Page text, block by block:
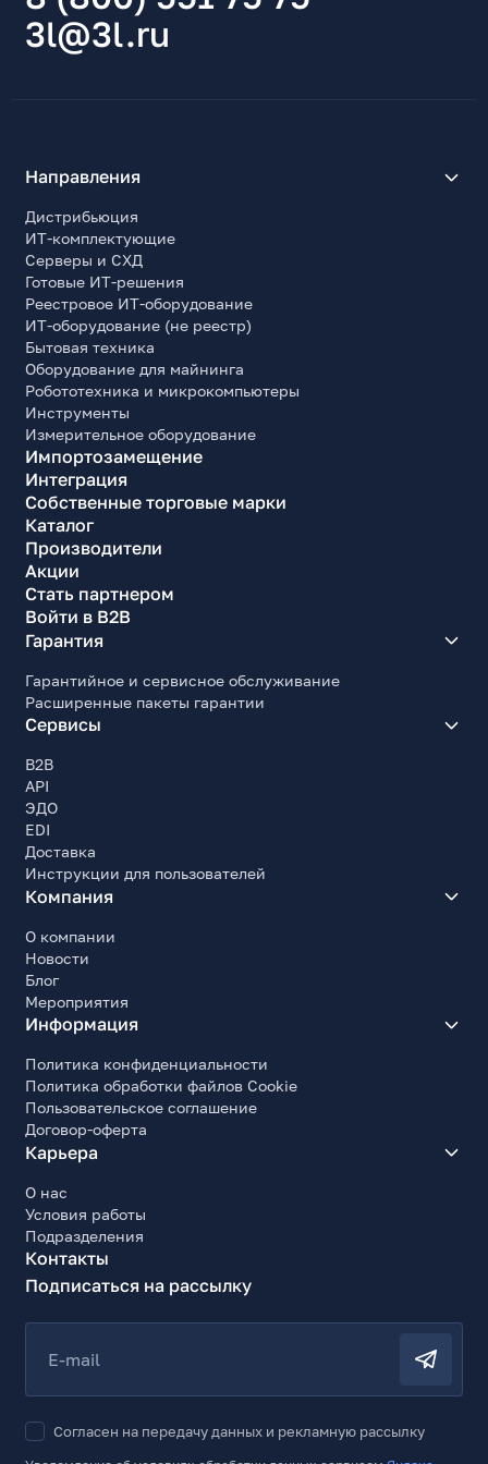
RJ45
Функции и возможности
Нет
Запись видео
непрерывная, по событию, по тревоге
Сохранение видео
в облако
Мобильное приложение
UniFi
Прочие характеристики
Температура эксплуатации
-20...+40C
Антивандальное исполнение
Да
Материал корпуса
Пластик
Основной цвет корпуса
Белый
Ширина, мм
48
Высота, мм
107.5
Глубина, мм
48
Вес, г
170
Комплект поставки
Камера, комплект крепежа, документация
3l@3l.ru
Направления
Дистрибьюция
ИТ-комплектующие
Серверы и СХД
Готовые ИТ-решения
Реестровое ИТ-оборудование
ИТ-оборудование (не реестр)
Бытовая техника
Оборудование для майнинга
Робототехника и микрокомпьютеры
Инструменты
Измерительное оборудование
Импортозамещение
Интеграция
Собственные торговые марки
Каталог
Производители
Акции
Стать партнером
Войти в B2B
Гарантия
Гарантийное и сервисное обслуживание
Расширенные пакеты гарантии
Сервисы
B2B
API
ЭДО
EDI
Доставка
Инструкции для пользователей
Компания
О компании
Новости
Блог
Мероприятия
Информация
Политика конфиденциальности
Политика обработки файлов Cookie
Пользовательское соглашение
Договор-оферта
Карьера
О нас
Условия работы
Подразделения
Контакты
Подписаться на рассылку
E-mail
Согласен на передачу данных и рекламную рассылку